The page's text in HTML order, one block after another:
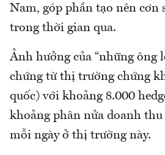
Nam, góp phần tạo nên cơn
trong thời gian qua.
Ảnh hưởng của “những ông
chứng từ thị trường chứng
quốc) với khoảng 8.000
khoảng phân nửa doanh
mỗi ngày ở thị trường này.